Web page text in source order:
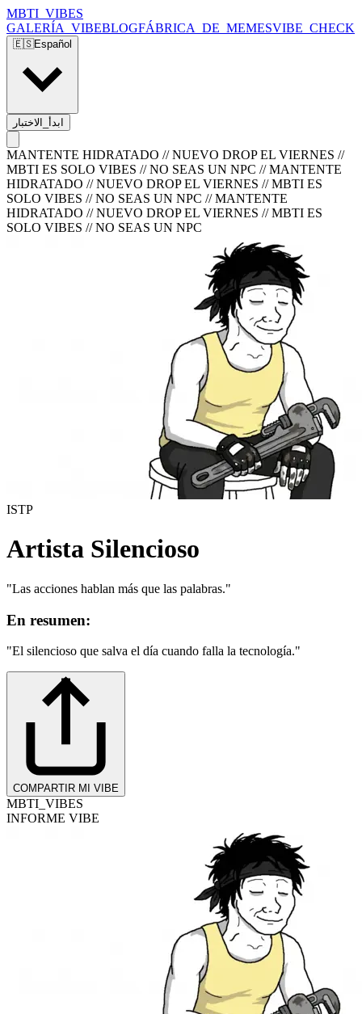
MBTI_VIBES
GALERÍA_VIBEBLOGFÁBRICA_DE_MEMESVIBE_CHECK
🇪🇸Español
ابدأ_الاختبار
MANTENTE HIDRATADO // NUEVO DROP EL VIERNES //
MBTI ES SOLO VIBES // NO SEAS UN NPC //MANTENTE
HIDRATADO // NUEVO DROP EL VIERNES // MBTI ES
SOLO VIBES // NO SEAS UN NPC //MANTENTE
HIDRATADO // NUEVO DROP EL VIERNES // MBTI ES
SOLO VIBES // NO SEAS UN NPC
ISTP
Artista Silencioso
"Las acciones hablan más que las palabras."
En resumen:
"El silencioso que salva el día cuando falla la tecnología."
COMPARTIR MI VIBE
MBTI_VIBES
INFORME VIBE